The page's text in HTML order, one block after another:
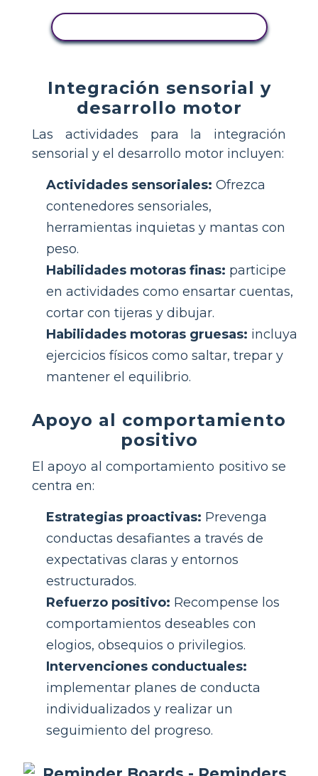
Integración sensorial y
desarrollo motor
Las actividades para la integración
sensorial y el desarrollo motor incluyen:
Actividades sensoriales: Ofrezca
contenedores sensoriales,
herramientas inquietas y mantas con
peso.
Habilidades motoras finas: participe
en actividades como ensartar cuentas,
cortar con tijeras y dibujar.
Habilidades motoras gruesas: incluya
ejercicios físicos como saltar, trepar y
mantener el equilibrio.
Apoyo al comportamiento
positivo
El apoyo al comportamiento positivo se
centra en:
Estrategias proactivas: Prevenga
conductas desafiantes a través de
expectativas claras y entornos
estructurados.
Refuerzo positivo: Recompense los
comportamientos deseables con
elogios, obsequios o privilegios.
Intervenciones conductuales:
implementar planes de conducta
individualizados y realizar un
seguimiento del progreso.